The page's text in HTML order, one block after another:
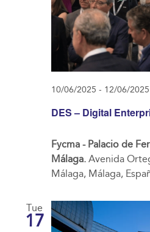
DES – Digital
10/06/2025 - 12/06/2025
Fycma - Palacio de
Málaga. Avenida
Málaga, Málaga,
Tue
17